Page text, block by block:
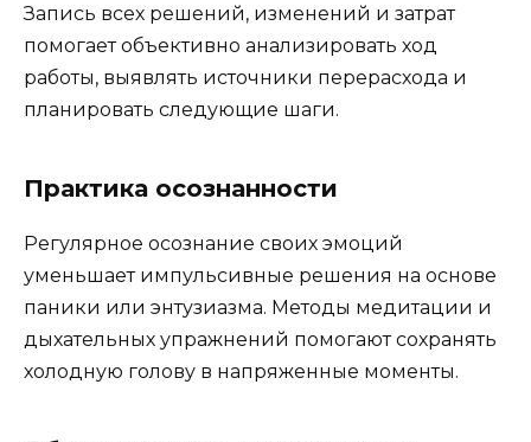
Запись всех решений, изменений и затрат
помогает объективно анализировать ход
работы, выявлять источники перерасхода и
планировать следующие шаги.
Практика осознанности
Регулярное осознание своих эмоций
уменьшает импульсивные решения на основе
паники или энтузиазма. Методы медитации и
дыхательных упражнений помогают сохранять
холодную голову в напряженные моменты.